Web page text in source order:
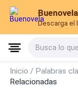
Buenovela
Descarga el
Busca lo
Inicio / Palabras
Relacionadas